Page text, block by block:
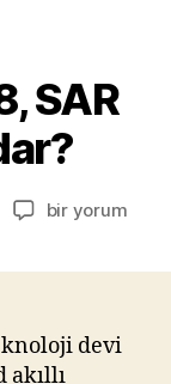
SAR
Türk
Ne
Kadar?
bir yorum
devi
akıllı